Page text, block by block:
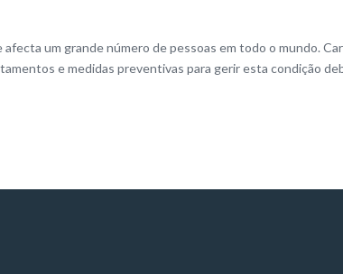
um grande número de pessoas em todo o mundo.
e medidas preventivas para gerir esta condição